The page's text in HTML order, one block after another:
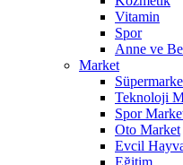
Vitamin
Spor
Anne ve
Market
Teknoloji
Spor
Oto Market
Evcil
Eğitim